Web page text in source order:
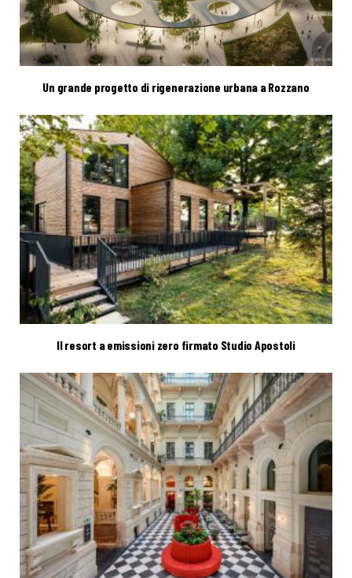
Un grande progetto di rigenerazione urbana a Rozzano
Il resort a emissioni zero firmato Studio Apostoli